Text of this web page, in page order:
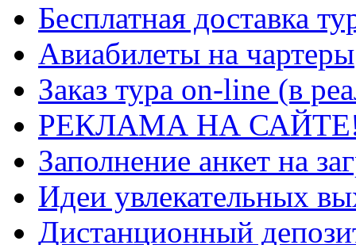
Бесплатная доставка
Авиабилеты на чартеры
Заказ тура on-line (в
РЕКЛАМА НА
Заполнение анкет на
Идеи увлекательных
Дистанционный